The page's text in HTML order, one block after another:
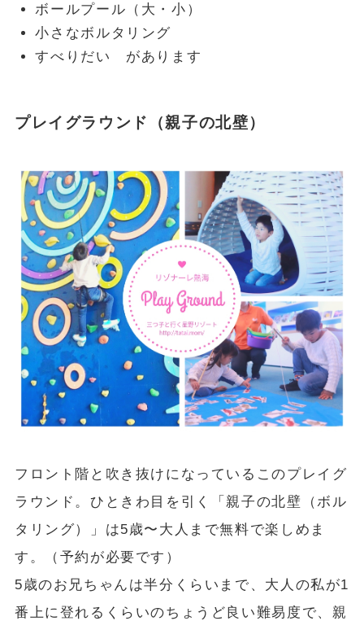
ボールプール（大・小）
小さなボルタリング
すべりだい があります
プレイグラウンド（親子の北壁）
フロント階と吹き抜けになっているこのプレイグ
ラウンド。ひときわ目を引く「親子の北壁（ボル
タリング）」は5歳〜大人まで無料で楽しめま
す。（予約が必要です）
5歳のお兄ちゃんは半分くらいまで、大人の私が1
番上に登れるくらいのちょうど良い難易度で、親